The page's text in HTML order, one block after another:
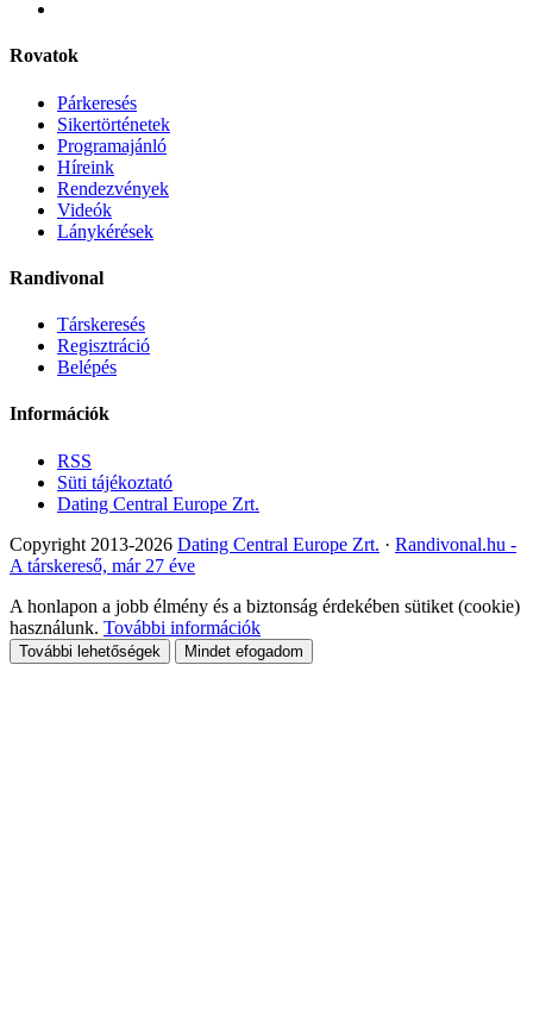
Rovatok
Párkeresés
Sikertörténetek
Programajánló
Híreink
Rendezvények
Videók
Lánykérések
Randivonal
Társkeresés
Regisztráció
Belépés
Információk
RSS
Süti tájékoztató
Dating Central Europe Zrt.
Copyright 2013-2026 Dating Central Europe Zrt. · Randivonal.hu -
A társkereső, már 27 éve
A honlapon a jobb élmény és a biztonság érdekében sütiket (cookie)
használunk. További információk
További lehetőségek Mindet efogadom